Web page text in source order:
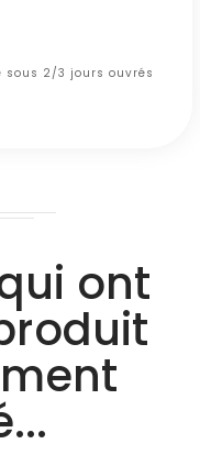
sous 2/3 jours ouvrés
ont